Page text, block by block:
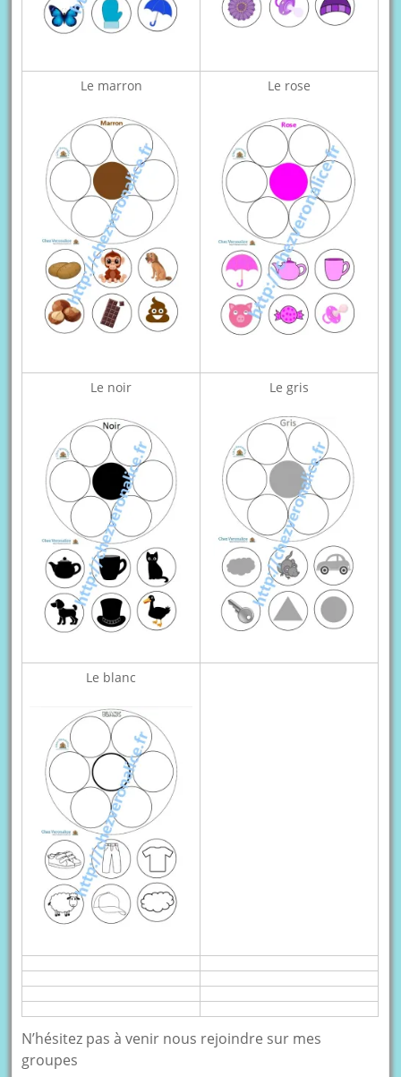
Le marron Le rose
Le noir Le gris
Le blanc
N’hésitez pas à venir nous rejoindre sur mes
groupes